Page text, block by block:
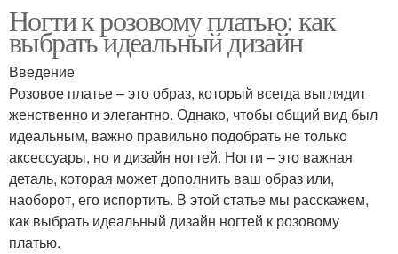
Ногти к розовому платью: как
выбрать идеальный дизайн
Введение
Розовое платье – это образ, который всегда выглядит
женственно и элегантно. Однако, чтобы общий вид был
идеальным, важно правильно подобрать не только
аксессуары, но и дизайн ногтей. Ногти – это важная
деталь, которая может дополнить ваш образ или,
наоборот, его испортить. В этой статье мы расскажем,
как выбрать идеальный дизайн ногтей к розовому
платью.